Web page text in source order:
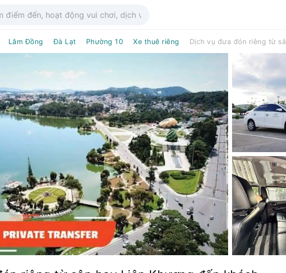
Lâm Đồng Đà Lạt Phường 10 Xe thuê riêng